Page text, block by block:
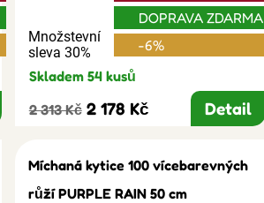
Množstevní
sleva 30%
DOPRAVA ZDARMA
-6%
Skladem 54 kusů
2 313 Kč 2 178 Kč Detail
Míchaná kytice 100 vícebarevných
růží PURPLE RAIN 50 cm